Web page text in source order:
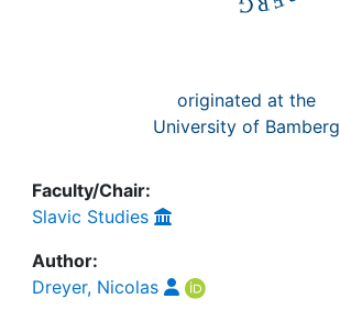
originated at the
University of Bamberg
Faculty/Chair:
Slavic Studies
Author:
Dreyer, Nicolas